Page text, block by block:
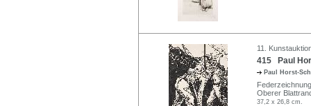
11.
415 Paul
Paul Horst-
Oberer
37,2 x 26,8 cm.